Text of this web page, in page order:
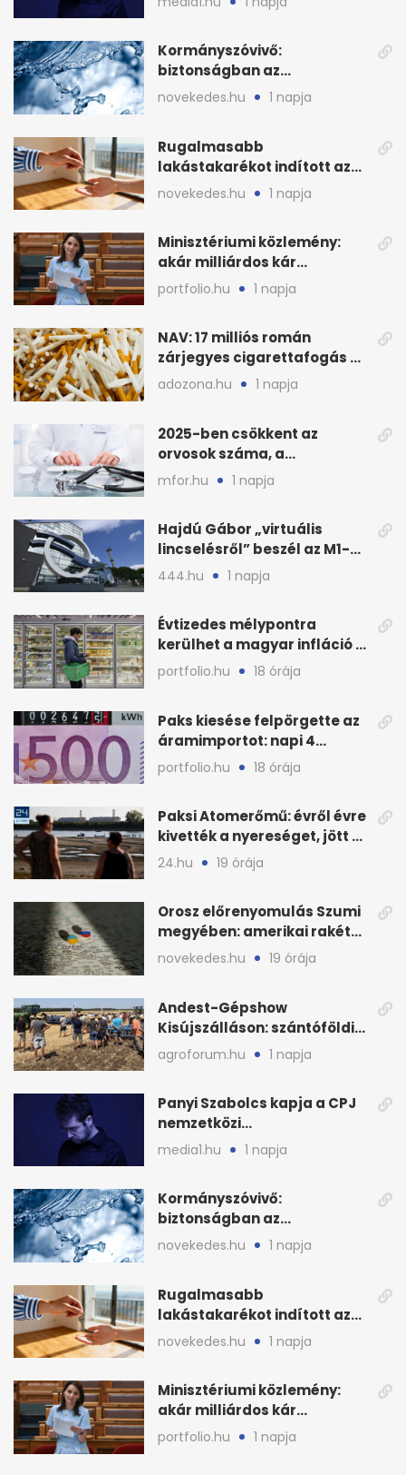
Kormányszóvivő:
biztonságban az
ivóvízkészlet, nincs
stratégiai vízhiány
novekedes.hu 1 napja
Rugalmasabb
lakástakarékot indított az
OTP: két köztes kilépéssel
novekedes.hu 1 napja
Minisztériumi közlemény:
akár milliárdos kár
fenyegette Budapest fáit
portfolio.hu 1 napja
NAV: 17 milliós román
zárjegyes cigarettafogás az
M1-esen
adozona.hu 1 napja
2025-ben csökkent az
orvosok száma, a
háziorvosokra még több
mfor.hu 1 napja
Hajdú Gábor „virtuális
lincselésről” beszél az M1-
ből kirúgása után
444.hu 1 napja
Évtizedes mélypontra
kerülhet a magyar infláció a
KSH új adata szerint
portfolio.hu 18 órája
Paks kiesése felpörgette az
áramimportot: napi 4
milliárd forintos számla
portfolio.hu 18 órája
Paksi Atomerőmű: évről évre
kivették a nyereséget, jött a
baj
24.hu 19 órája
Orosz előrenyomulás Szumi
megyében: amerikai rakéták
is zsákmányként
novekedes.hu 19 órája
Andest-Gépshow
Kisújszálláson: szántóföldi
bemutató 2026. augusztus
12-én
agroforum.hu 1 napja
Panyi Szabolcs kapja a CPJ
nemzetközi
sajtószabadság-díját
media1.hu 1 napja
Kormányszóvivő:
biztonságban az
ivóvízkészlet, nincs
stratégiai vízhiány
novekedes.hu 1 napja
Rugalmasabb
lakástakarékot indított az
OTP: két köztes kilépéssel
novekedes.hu 1 napja
Minisztériumi közlemény:
akár milliárdos kár
fenyegette Budapest fáit
portfolio.hu 1 napja